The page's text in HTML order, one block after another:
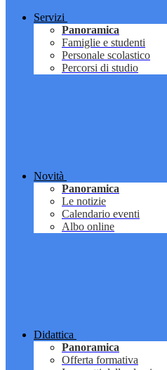
Servizi
Panoramica
Famiglie e studenti
Personale scolastico
Percorsi di studio
Novità
Panoramica
Le notizie
Calendario eventi
Albo online
Didattica
Panoramica
Offerta formativa